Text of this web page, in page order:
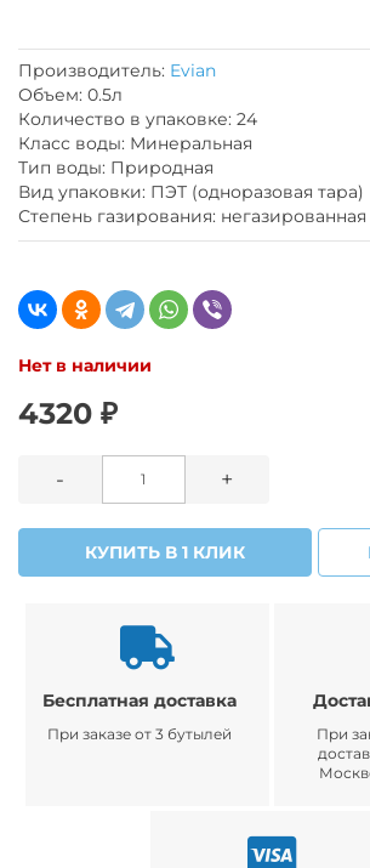
Производитель: Evian
Объем: 0.5л
Количество в упаковке: 24
Класс воды: Минеральная
Тип воды: Природная
Вид упаковки: ПЭТ (одноразовая тара)
Степень газирования: негазированная
Нет в наличии
4320 ₽
- +
КУПИТЬ В 1 КЛИК
Бесплатная доставка
При заказе от 3 бутылей
При